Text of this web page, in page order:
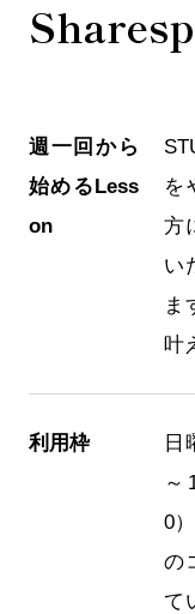
週一回から
始めるLess
on
を
方
い
ま
叶
利用枠
日
～
0
の
て